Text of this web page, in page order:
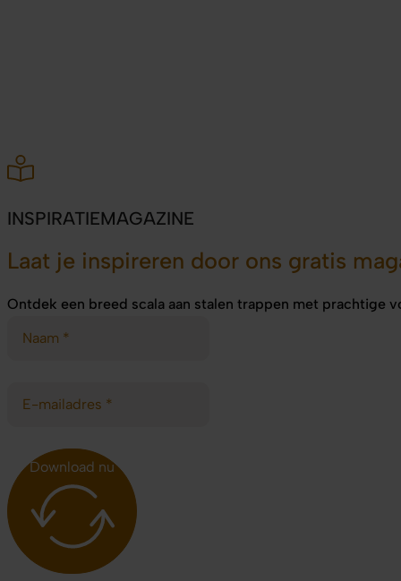
INSPIRATIEMAGAZINE
Laat je inspireren door ons gratis
Ontdek een breed scala aan stalen trappen met prachtige
Download nu